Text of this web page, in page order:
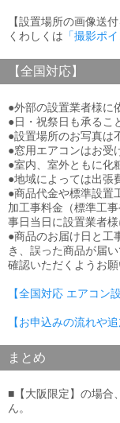
【設置場所の画像送
くわしくは 「撮影ポイ
【全国対応】
●外部の設置業者様に
●日・祝祭日も承るこ
●設置場所のお写真は
●窓用エアコンはお受
●室内、室外ともに化
●地域によっては出張
●商品代金や標準設置
加工事料金（標準工
事日当日に設置業者
●商品のお届け日と工
き、誤った商品が届
確認いただくようお願
【全国対応 エアコン
【お申込みの流れや
まとめ
■【大阪限定】の場合
ん。